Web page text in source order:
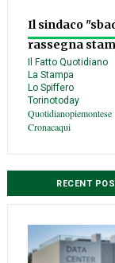
Il sindaco
rassegna
Il Fatto Quotidiano
La Stampa
Lo Spiffero
Torinotoday
Quotidianopiemontese
Cronacaqui
RECENT